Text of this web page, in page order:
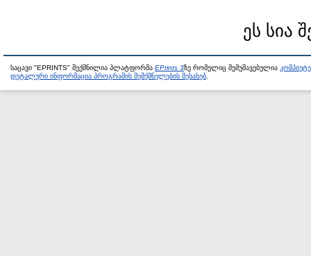
ეს სია
საცავი "EPRINTS" შექმნილია პლატფორმა EPrints 3ზე რომელიც შემუშავებულია
დეტალური ინფორმაცია პროგრამის შემქმნელების შესახებ